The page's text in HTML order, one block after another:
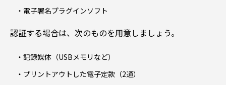
電子署名プラグインソフト
認証する場合は、次のものを用意しましょう。
記録媒体（USBメモリなど）
プリントアウトした電子定款（2通）